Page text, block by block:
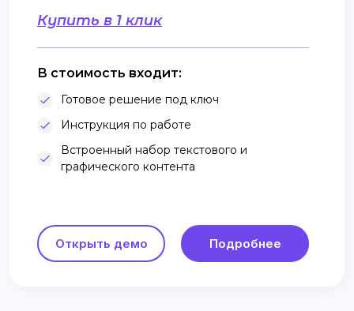
Купить в 1 клик
В стоимость входит:
Готовое решение под ключ
Инструкция по работе
Встроенный набор текстового и
графического контента
Открыть демо Подробнее